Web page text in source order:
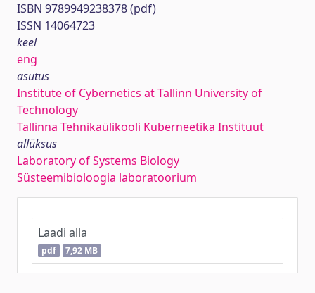
ISBN 9789949238378 (pdf)
ISSN 14064723
keel
eng
asutus
Institute of Cybernetics at Tallinn University of
Technology
Tallinna Tehnikaülikooli Küberneetika Instituut
allüksus
Laboratory of Systems Biology
Süsteemibioloogia laboratoorium
Laadi alla
pdf 7,92 MB